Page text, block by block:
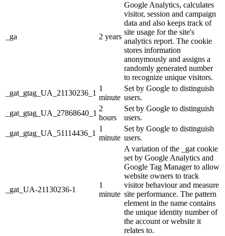
_ga 2 years
Google Analytics, calculates
visitor, session and campaign
data and also keeps track of
site usage for the site's
analytics report. The cookie
stores information
anonymously and assigns a
randomly generated number
to recognize unique visitors.
_gat_gtag_UA_21130236_1
1
minute
Set by Google to distinguish
users.
_gat_gtag_UA_27868640_1
2
hours
Set by Google to distinguish
users.
_gat_gtag_UA_51114436_1
1
minute
Set by Google to distinguish
users.
_gat_UA-21130236-1
1
minute
A variation of the _gat cookie
set by Google Analytics and
Google Tag Manager to allow
website owners to track
visitor behaviour and measure
site performance. The pattern
element in the name contains
the unique identity number of
the account or website it
relates to.